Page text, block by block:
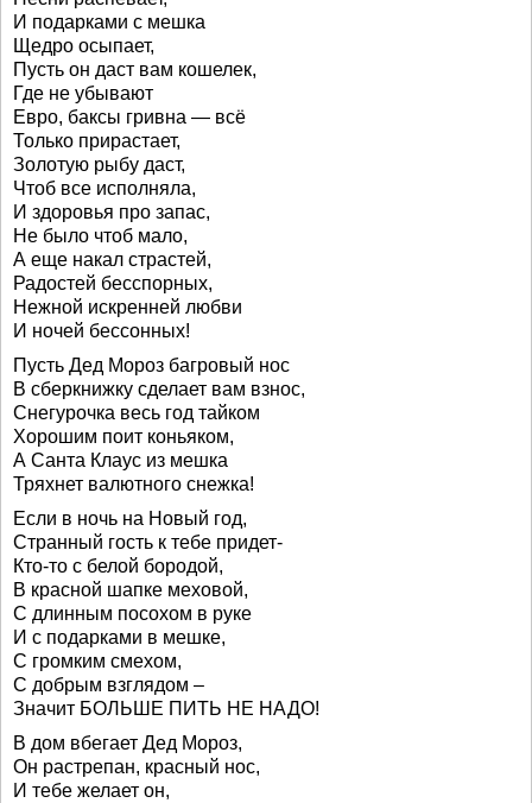
И подарками с мешка
Щедро осыпает,
Пусть он даст вам кошелек,
Где не убывают
Евро, баксы гривна — всё
Только прирастает,
Золотую рыбу даст,
Чтоб все исполняла,
И здоровья про запас,
Не было чтоб мало,
А еще накал страстей,
Радостей бесспорных,
Нежной искренней любви
И ночей бессонных!
Пусть Дед Мороз багровый нос
В сберкнижку сделает вам взнос,
Снегурочка весь год тайком
Хорошим поит коньяком,
А Санта Клаус из мешка
Тряхнет валютного снежка!
Если в ночь на Новый год,
Странный гость к тебе придет-
Кто-то с белой бородой,
В красной шапке меховой,
С длинным посохом в руке
И с подарками в мешке,
С громким смехом,
С добрым взглядом –
Значит БОЛЬШЕ ПИТЬ НЕ НАДО!
В дом вбегает Дед Мороз,
Он растрепан, красный нос,
И тебе желает он,